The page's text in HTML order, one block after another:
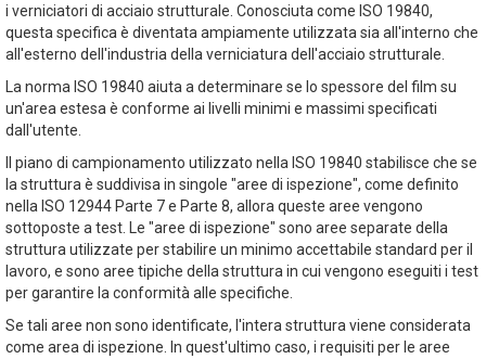
i verniciatori di acciaio strutturale. Conosciuta come ISO 19840,
questa specifica è diventata ampiamente utilizzata sia all'interno che
all'esterno dell'industria della verniciatura dell'acciaio strutturale.
La norma ISO 19840 aiuta a determinare se lo spessore del film su
un'area estesa è conforme ai livelli minimi e massimi specificati
dall'utente.
Il piano di campionamento utilizzato nella ISO 19840 stabilisce che se
la struttura è suddivisa in singole "aree di ispezione", come definito
nella ISO 12944 Parte 7 e Parte 8, allora queste aree vengono
sottoposte a test. Le "aree di ispezione" sono aree separate della
struttura utilizzate per stabilire un minimo accettabile standard per il
lavoro, e sono aree tipiche della struttura in cui vengono eseguiti i test
per garantire la conformità alle specifiche.
Se tali aree non sono identificate, l'intera struttura viene considerata
come area di ispezione. In quest'ultimo caso, i requisiti per le aree